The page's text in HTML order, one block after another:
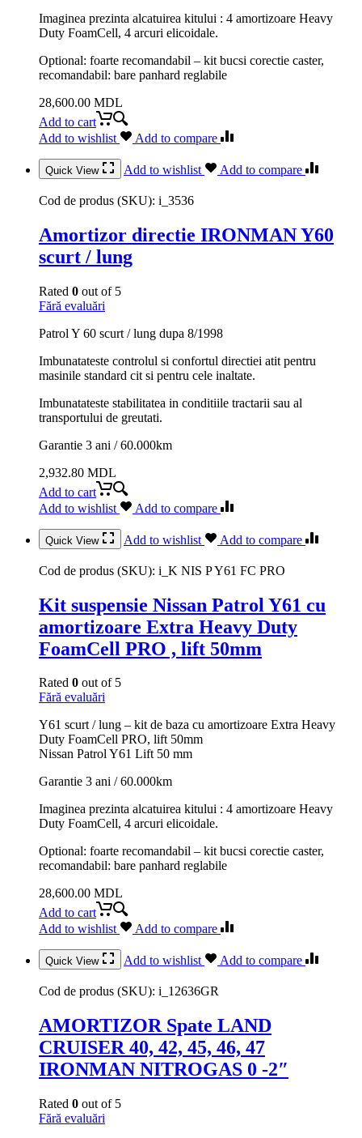
Imaginea prezinta alcatuirea kitului : 4 amortizoare Heavy
Duty FoamCell, 4 arcuri elicoidale.
Optional: foarte recomandabil – kit bucsi corectie caster,
recomandabil: bare panhard reglabile
28,600.00 MDL
Add to cart
Add to wishlist
Add to compare
Quick View Add to wishlist Add to compare
Cod de produs (SKU): i_3536
Amortizor directie IRONMAN Y60
scurt / lung
Rated 0 out of 5
Fără evaluări
Patrol Y 60 scurt / lung dupa 8/1998
Imbunatateste controlul si confortul directiei atit pentru
masinile standard cit si pentru cele inaltate.
Imbunatateste stabilitatea in conditiile tractarii sau al
transportului de greutati.
Garantie 3 ani / 60.000km
2,932.80 MDL
Add to cart
Add to wishlist
Add to compare
Quick View Add to wishlist Add to compare
Cod de produs (SKU): i_K NIS P Y61 FC PRO
Kit suspensie Nissan Patrol Y61 cu
amortizoare Extra Heavy Duty
FoamCell PRO , lift 50mm
Rated 0 out of 5
Fără evaluări
Y61 scurt / lung – kit de baza cu amortizoare Extra Heavy
Duty FoamCell PRO, lift 50mm
Nissan Patrol Y61 Lift 50 mm
Garantie 3 ani / 60.000km
Imaginea prezinta alcatuirea kitului : 4 amortizoare Heavy
Duty FoamCell, 4 arcuri elicoidale.
Optional: foarte recomandabil – kit bucsi corectie caster,
recomandabil: bare panhard reglabile
28,600.00 MDL
Add to cart
Add to wishlist
Add to compare
Quick View Add to wishlist Add to compare
Cod de produs (SKU): i_12636GR
AMORTIZOR Spate LAND
CRUISER 40, 42, 45, 46, 47
IRONMAN NITROGAS 0 -2″
Rated 0 out of 5
Fără evaluări